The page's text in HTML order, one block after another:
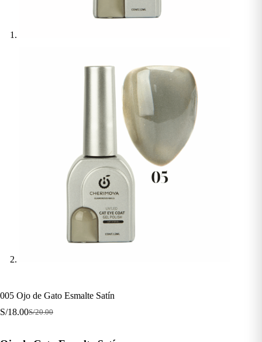
005 Ojo de Gato Esmalte Satín
S/20.00
El
S/18.00El